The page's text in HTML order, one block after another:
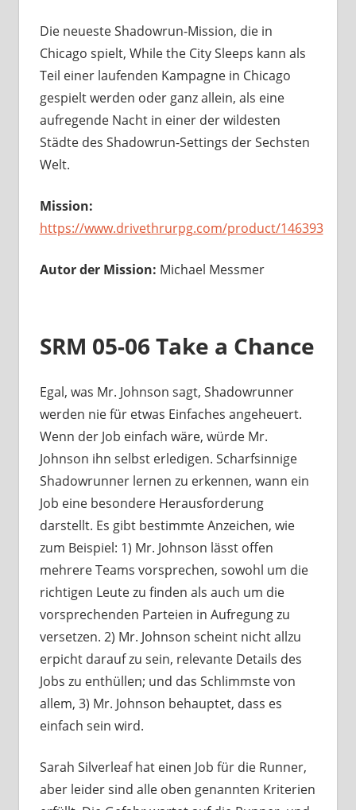
Die neueste Shadowrun-Mission, die in
Chicago spielt, While the City Sleeps kann als
Teil einer laufenden Kampagne in Chicago
gespielt werden oder ganz allein, als eine
aufregende Nacht in einer der wildesten
Städte des Shadowrun-Settings der Sechsten
Welt.
Mission:
https://www.drivethrurpg.com/product/146393
Autor der Mission: Michael Messmer
SRM 05-06 Take a Chance
Egal, was Mr. Johnson sagt, Shadowrunner
werden nie für etwas Einfaches angeheuert.
Wenn der Job einfach wäre, würde Mr.
Johnson ihn selbst erledigen. Scharfsinnige
Shadowrunner lernen zu erkennen, wann ein
Job eine besondere Herausforderung
darstellt. Es gibt bestimmte Anzeichen, wie
zum Beispiel: 1) Mr. Johnson lässt offen
mehrere Teams vorsprechen, sowohl um die
richtigen Leute zu finden als auch um die
vorsprechenden Parteien in Aufregung zu
versetzen. 2) Mr. Johnson scheint nicht allzu
erpicht darauf zu sein, relevante Details des
Jobs zu enthüllen; und das Schlimmste von
allem, 3) Mr. Johnson behauptet, dass es
einfach sein wird.
Sarah Silverleaf hat einen Job für die Runner,
aber leider sind alle oben genannten Kriterien